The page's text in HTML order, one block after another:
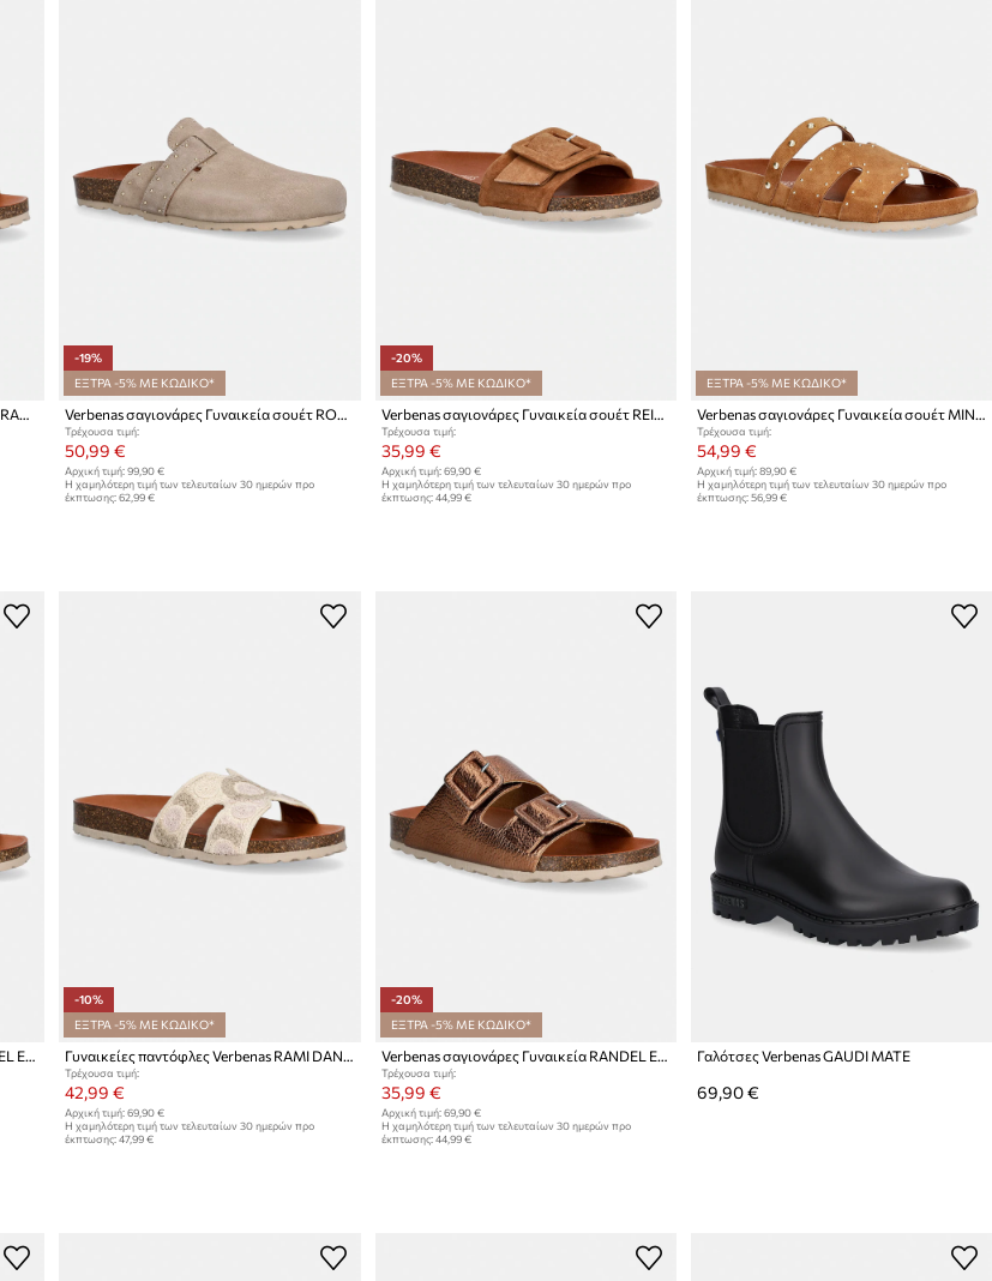
-19%
ΕΞΤΡΑ -5% ΜΕ ΚΩΔΙΚΟ*
Τρέχουσα τιμή:
50,99 €
Αρχική τιμή: 99,90 €
Η χαμηλότερη τιμή των τελευταίων 30 ημερών προ
έκπτωσης: 62,99 €
-20%
ΕΞΤΡΑ -5% ΜΕ ΚΩΔΙΚΟ*
Verbenas σαγιονάρες Γυναικεία σουέτ REIKO VELOUR
Τρέχουσα τιμή:
35,99 €
Αρχική τιμή: 69,90 €
Η χαμηλότερη τιμή των τελευταίων 30 ημερών προ
έκπτωσης: 44,99 €
ΕΞΤΡΑ -5% ΜΕ ΚΩΔΙΚΟ*
Τρέχουσα τιμή:
54,99 €
Αρχική τιμή: 89,90 €
Η χαμηλότερη τιμή των τελευταίων 30 ημερών προ
έκπτωσης: 56,99 €
Verbenas σαγιονάρες Γυναικεία RANDEL ELEPHANT
-10%
ΕΞΤΡΑ -5% ΜΕ ΚΩΔΙΚΟ*
Γυναικείες παντόφλες Verbenas RAMI DANCE MULTI
Τρέχουσα τιμή:
42,99 €
Αρχική τιμή: 69,90 €
Η χαμηλότερη τιμή των τελευταίων 30 ημερών προ
έκπτωσης: 47,99 €
-20%
ΕΞΤΡΑ -5% ΜΕ ΚΩΔΙΚΟ*
Verbenas σαγιονάρες Γυναικεία RANDEL ELEPHANT
Τρέχουσα τιμή:
35,99 €
Αρχική τιμή: 69,90 €
Η χαμηλότερη τιμή των τελευταίων 30 ημερών προ
έκπτωσης: 44,99 €
Γαλότσες Verbenas GAUDI MATE
69,90 €